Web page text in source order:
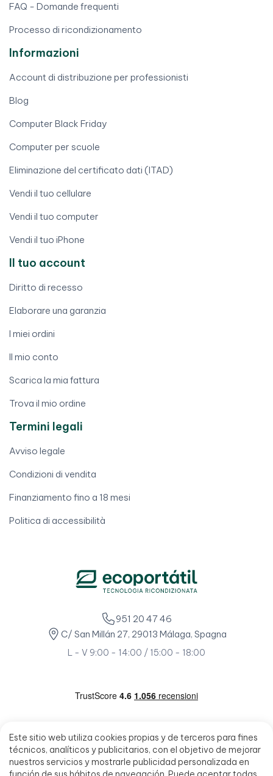
Este sitio web utiliza cookies propias y de terceros para fines
técnicos, analíticos y publicitarios, con el objetivo de mejorar
nuestros servicios y mostrarle publicidad personalizada en
FAQ - Domande frequenti
Processo di ricondizionamento
Informazioni
Account di distribuzione per professionisti
Blog
Computer Black Friday
Computer per scuole
Eliminazione del certificato dati (ITAD)
Vendi il tuo cellulare
Vendi il tuo computer
Vendi il tuo iPhone
Il tuo account
Diritto di recesso
Elaborare una garanzia
I miei ordini
Il mio conto
Scarica la mia fattura
Trova il mio ordine
Termini legali
Avviso legale
Condizioni di vendita
Finanziamento fino a 18 mesi
Politica di accessibilità
951 20 47 46
C/ San Millán 27, 29013 Málaga, Spagna
L - V 9:00 - 14:00 / 15:00 - 18:00